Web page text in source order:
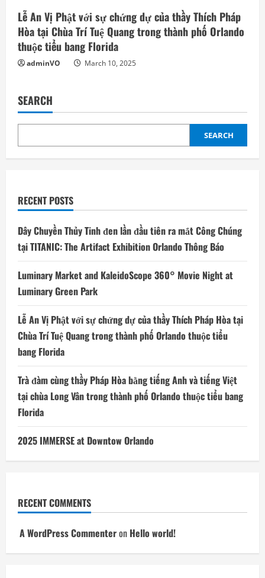
Lễ An Vị Phật với sự chứng dự của thầy Thích Pháp
Hòa tại Chùa Trí Tuệ Quang trong thành phố Orlando
thuộc tiểu bang Florida
adminVO March 10, 2025
SEARCH
SEARCH
RECENT POSTS
Dây Chuyền Thủy Tinh đen lần đầu tiên ra mắt Công Chúng
tại TITANIC: The Artifact Exhibition Orlando Thông Báo
Luminary Market and KaleidoScope 360° Movie Night at
Luminary Green Park
Lễ An Vị Phật với sự chứng dự của thầy Thích Pháp Hòa tại
Chùa Trí Tuệ Quang trong thành phố Orlando thuộc tiểu
bang Florida
Trà đàm cùng thầy Pháp Hòa bằng tiếng Anh và tiếng Việt
tại chùa Long Vân trong thành phố Orlando thuộc tiểu bang
Florida
2025 IMMERSE at Downtow Orlando
RECENT COMMENTS
A WordPress Commenteron Hello world!